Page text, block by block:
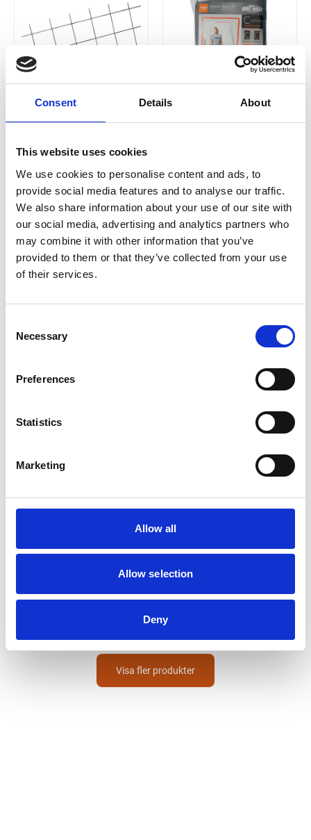
Consent Details About
This website uses cookies
We use cookies to personalise content and ads, to
provide social media features and to analyse our traffic.
We also share information about your use of our site with
our social media, advertising and analytics partners who
may combine it with other information that you’ve
provided to them or that they’ve collected from your use
of their services.
Selection
Necessary
Preferences
Statistics
Marketing
Allow all
Allow selection
Deny
TEBO
251
Bredspackel
Rundtandad Plywoodhandtag
Visa fler produkter